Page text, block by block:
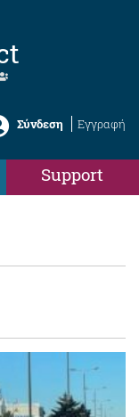
Σύνδεση Εγγραφή
Support